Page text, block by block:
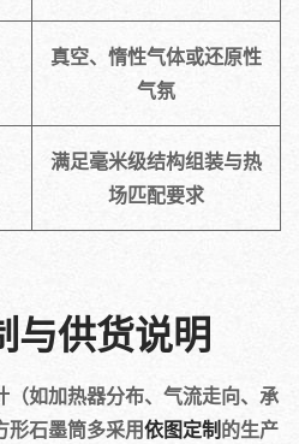
真空、惰性气体或还原性
气氛
满足毫米级结构组装与热
场匹配要求
与供货说明
如加热器分布、气流走向、承
形石墨筒多采用依图定制的生产